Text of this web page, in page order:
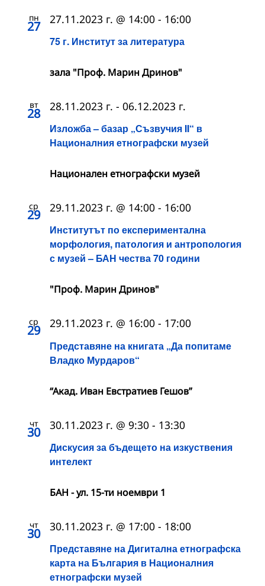
пн
27
75 г. Институт за литература
27.11.2023 г. @ 14:00 - 16:00
зала "Проф. Марин Дринов"
вт
28
Изложба – базар „Съзвучия II“ в
Националния етнографски музей
28.11.2023 г. - 06.12.2023 г.
Националeн етнографски музей
ср
29
Институтът по експериментална
морфология, патология и антропология
с музей – БАН чества 70 години
29.11.2023 г. @ 14:00 - 16:00
"Проф. Марин Дринов"
ср
29
Представяне на книгата „Да попитаме
Владко Мурдаров“
29.11.2023 г. @ 16:00 - 17:00
“Акад. Иван Евстратиев Гешов”
чт
30
Дискусия за бъдещето на изкуствения
интелект
30.11.2023 г. @ 9:30 - 13:30
БАН - ул. 15-ти ноември 1
чт
30
Представяне на Дигитална етнографска
карта на България в Националния
етнографски музей
30.11.2023 г. @ 17:00 - 18:00